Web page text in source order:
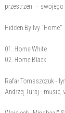
przestrzeni –
Hidden By Ivy "Home"
01. Home White
02. Home Black
Rafał Tomaszczuk -
Andrzej Turaj -